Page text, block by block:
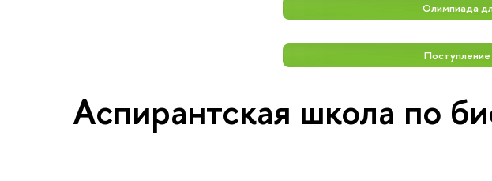
Олимпиада
Поступление
Аспирантская школа по